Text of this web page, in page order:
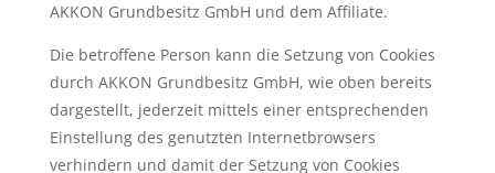
AKKON Grundbesitz GmbH und dem Affiliate.
Die betroffene Person kann die Setzung von Cookies
durch AKKON Grundbesitz GmbH, wie oben bereits
dargestellt, jederzeit mittels einer entsprechenden
Einstellung des genutzten Internetbrowsers
verhindern und damit der Setzung von Cookies